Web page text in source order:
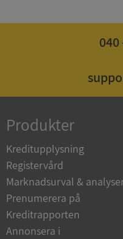
040
Produkter
Kreditupplysning
Registervård
Marknadsurval &
Prenumerera på
Kreditrapporten
Annonsera i
ASP.NET_SessionId